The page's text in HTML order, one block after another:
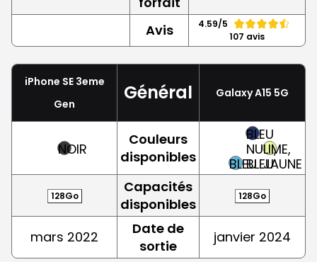
Avis
4.59/5
107 avis
iPhone SE 3eme
Gen
Général Galaxy A15 5G
NOIR
Couleurs
disponibles
BLEU
BLEU
NUIT,
BLEU
LIME,
JAUNE
128Go
Capacités
disponibles
128Go
mars 2022
Date de
sortie
janvier 2024